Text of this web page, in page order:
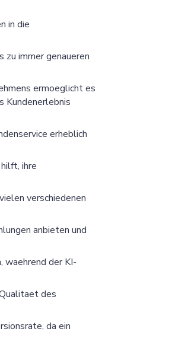
in die
zu immer genaueren
ermoeglicht es
Kundenerlebnis
erheblich
ihre
verschiedenen
anbieten und
waehrend der KI-
des
da ein